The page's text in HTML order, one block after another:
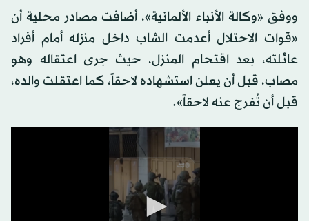
ووفق «وكالة الأنباء الألمانية»، أضافت مصادر محلية أن
«قوات الاحتلال أعدمت الشاب داخل منزله أمام أفراد
عائلته، بعد اقتحام المنزل، حيث جرى اعتقاله وهو
مصاب، قبل أن يعلن استشهاده لاحقاً، كما اعتقلت والده،
قبل أن تُفرج عنه لاحقاً».